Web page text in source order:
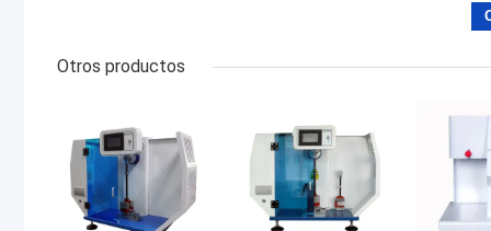
Otros productos